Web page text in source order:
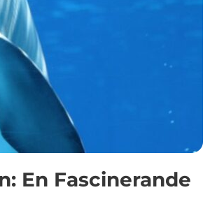
En Fascinerande